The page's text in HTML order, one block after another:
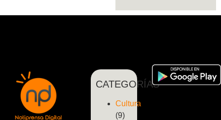
CATEGORÍAS
Cultura
(9)